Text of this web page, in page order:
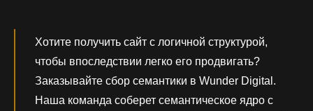
Хотите получить сайт с логичной структурой,
чтобы впоследствии легко его продвигать?
Заказывайте сбор семантики в Wunder Digital.
Наша команда соберет семантическое ядро с